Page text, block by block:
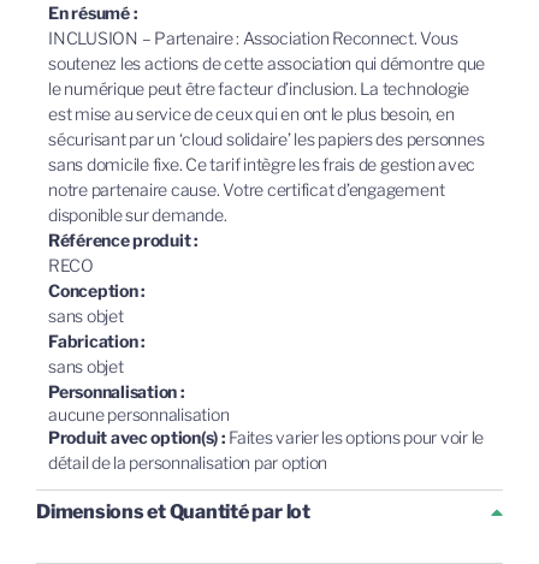
En résumé :
INCLUSION – Partenaire : Association Reconnect. Vous
soutenez les actions de cette association qui démontre que
le numérique peut être facteur d’inclusion. La technologie
est mise au service de ceux qui en ont le plus besoin, en
sécurisant par un ‘cloud solidaire’ les papiers des personnes
sans domicile fixe. Ce tarif intègre les frais de gestion avec
notre partenaire cause. Votre certificat d’engagement
disponible sur demande.
Référence produit :
RECO
Conception :
sans objet
Fabrication :
sans objet
Personnalisation :
aucune personnalisation
Produit avec option(s) : Faites varier les options pour voir le
détail de la personnalisation par option
Dimensions et Quantité par lot